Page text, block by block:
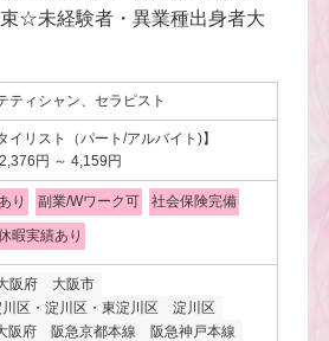
☆未経験者・異業種出身者大
ティシャン、セラピスト
イリスト（パート/アルバイト)】
円 ～ 4,159円
り 副業/Wワーク可 社会保険完備
暇実績あり
阪府
大阪市
区・淀川区・東淀川区
淀川区
阪府
阪急京都本線
阪急神戸本線